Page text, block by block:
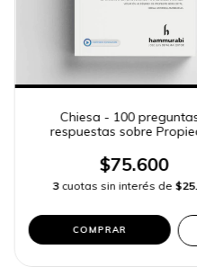
Chiesa - 100
respuestas sobre
$75.600
3 cuotas sin interés de
COMPRAR